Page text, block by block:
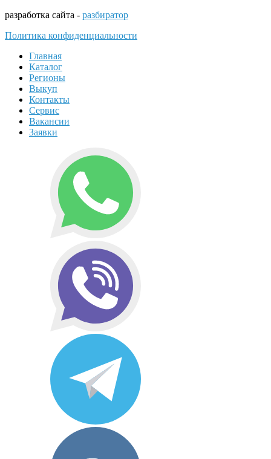
разработка сайта - разбиратор
Политика конфиденциальности
Главная
Каталог
Регионы
Выкуп
Контакты
Сервис
Вакансии
Заявки